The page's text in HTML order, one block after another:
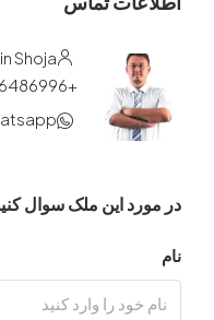
Elhamuddin Shoja
+905456486996
Whatsapp
این ملک سوال کنید